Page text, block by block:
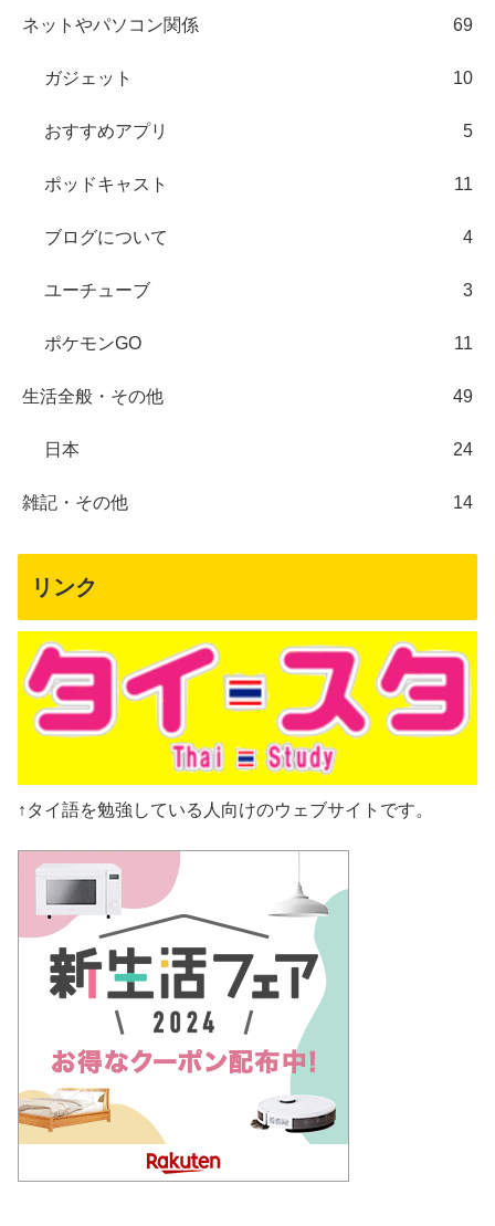
ネットやパソコン関係 69
ガジェット 10
おすすめアプリ 5
ポッドキャスト 11
ブログについて 4
ユーチューブ 3
ポケモンGO 11
生活全般・その他 49
日本 24
雑記・その他 14
リンク
↑タイ語を勉強している人向けのウェブサイトです。